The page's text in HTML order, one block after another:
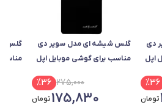
دی
اپل
%36
تومان
گلس شیشه ای مدل سوپر دی
مناسب برای گوشی موبایل اپل
275,000
%36
175,830تومان
گلس
مناسب